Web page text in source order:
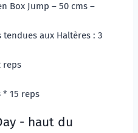
Box Jump – 50 cms –
aux Haltères : 3
reps
* 15 reps
- haut du